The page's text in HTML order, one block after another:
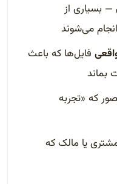
— بسیاری از
می‌شوند
فایل‌ها که باعث
که «تجربه
یا مالک که